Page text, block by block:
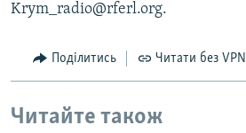
Krym_radio@rferl.org.
Поділитись Читати без VPN
Читайте також